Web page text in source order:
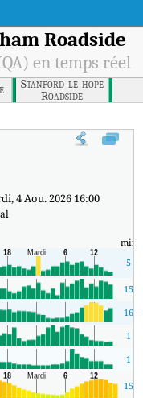
Roadside
en temps réel
Stanford-le-hope
Roadside
qualité de l'air (IQA) à
4 Aou. 2026 16:00
min
5
15
16
1
1
15